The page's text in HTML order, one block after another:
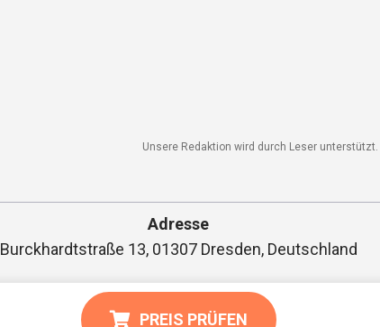
PREIS PRÜFEN
Unsere Redaktion wird durch Leser unterstützt.
Adresse
Burckhardtstraße 13, 01307 Dresden, Deutschland